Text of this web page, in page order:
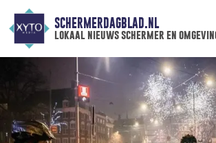
SCHERMERDAGBLAD.NL
lokaal nieuws schermer en